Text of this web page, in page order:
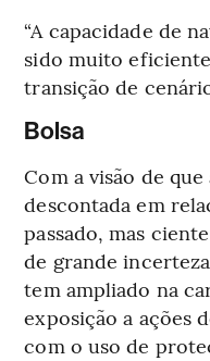
“A capacidade de
sido muito
transição de
Bolsa
Com a visão de
descontada em
passado, mas
de grande
tem ampliado na
exposição a ações
com o uso de